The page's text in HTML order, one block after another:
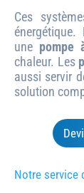
Ces
une pompe
chaleur. Les
aussi servir
solution
Notre service